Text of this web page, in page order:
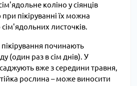
коліно у сіянців
пікіруванні їх можна
листочків.
починають
(один раз в сім днів). У
вже з середини травня,
рослина – може виносити